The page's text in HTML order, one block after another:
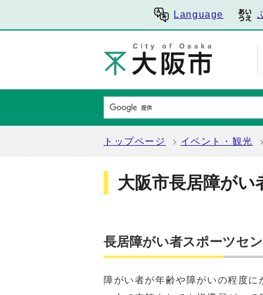
Language
トップページ イベント・観光
大阪市長居障が
長居障がい者スポーツセ
障がい者が年齢や障がいの程度に